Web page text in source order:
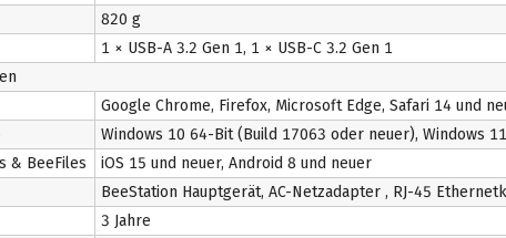
820 g
1 × USB-A 3.2 Gen 1, 1 × USB-C 3.2 Gen 1
Google Chrome, Firefox, Microsoft Edge, Safari 14 und
Windows 10 64-Bit (Build 17063 oder neuer), Windows
& BeeFiles
iOS 15 und neuer, Android 8 und neuer
BeeStation Hauptgerät, AC-Netzadapter , RJ-45
3 Jahre